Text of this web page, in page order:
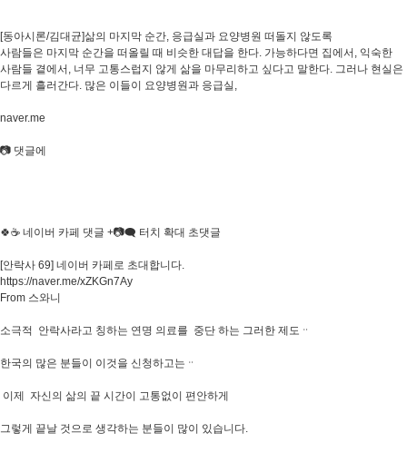
[동아시론/김대균]삶의 마지막 순간, 응급실과 요양병원 떠돌지 않도록
사람들은 마지막 순간을 떠올릴 때 비슷한 대답을 한다. 가능하다면 집에서, 익숙한
사람들 곁에서, 너무 고통스럽지 않게 삶을 마무리하고 싶다고 말한다. 그러나 현실은
다르게 흘러간다. 많은 이들이 요양병원과 응급실,
naver.me
📷 댓글에
🍀☕ 네이버 카페 댓글 +📷🗨 터치 확대 초댓글
[안락사 69] 네이버 카페로 초대합니다.
https://naver.me/xZKGn7Ay
From 스와니
소극적 안락사라고 칭하는 연명 의료를 중단 하는 그러한 제도ᆢ
한국의 많은 분들이 이것을 신청하고는ᆢ
이제 자신의 삶의 끝 시간이 고통없이 편안하게
그렇게 끝날 것으로 생각하는 분들이 많이 있습니다.